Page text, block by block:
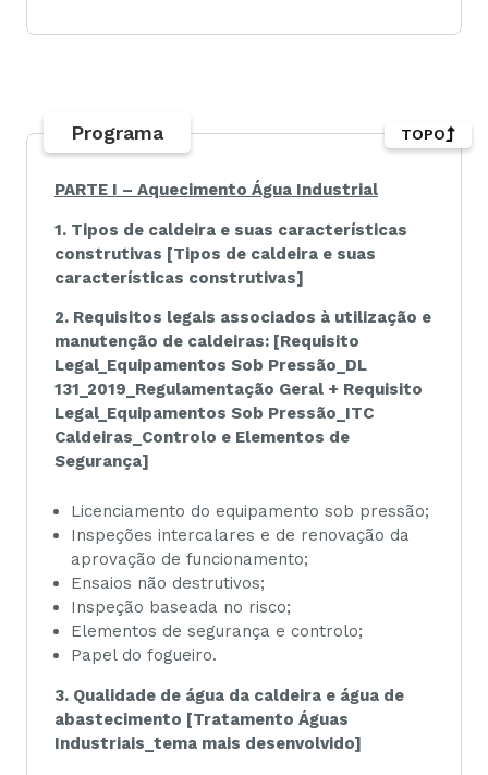
Programa
PARTE I – Aquecimento Água Industrial
1. Tipos de caldeira e suas características
construtivas [Tipos de caldeira e suas
características construtivas]
2. Requisitos legais associados à utilização e
manutenção de caldeiras: [Requisito
Legal_Equipamentos Sob Pressão_DL
131_2019_Regulamentação Geral + Requisito
Legal_Equipamentos Sob Pressão_ITC
Caldeiras_Controlo e Elementos de
Segurança]
Licenciamento do equipamento sob pressão;
Inspeções intercalares e de renovação da
aprovação de funcionamento;
Ensaios não destrutivos;
Inspeção baseada no risco;
Elementos de segurança e controlo;
Papel do fogueiro.
3. Qualidade de água da caldeira e água de
abastecimento [Tratamento Águas
Industriais_tema mais desenvolvido]
TOPO